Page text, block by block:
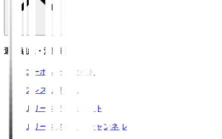
運営組織・活動紹介
コーポレートサイト
プレスリリース
Ｊリーグデータサイト
Ｊリーグメディアチャンネル